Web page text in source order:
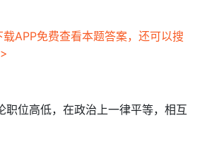
APP免费查看本题答案，还可以搜
职位高低，在政治上一律平等，相互